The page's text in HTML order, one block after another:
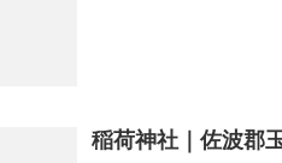
稲荷神社｜佐波郡